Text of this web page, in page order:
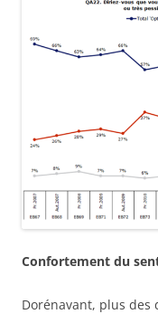
Confortement du
Dorénavant, plus des